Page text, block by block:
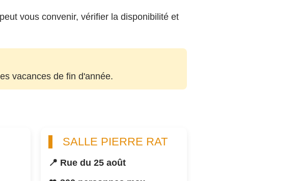
vous convenir, vérifier la disponibilité et
vacances de fin d'année.
SALLE PIERRE RAT
📍 Rue du 25 août